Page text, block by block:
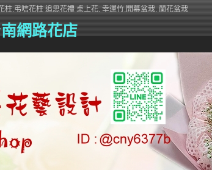
網路花店
.弔唁花柱 追思花禮 桌上花. 幸運竹.開幕盆栽. 蘭花盆栽